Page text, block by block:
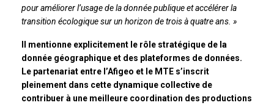
pour améliorer l’usage de la donnée publique et accélérer la
transition écologique sur un horizon de trois à quatre ans. »
Il mentionne explicitement le rôle stratégique de la
donnée géographique et des plateformes de données.
Le partenariat entre l’Afigeo et le MTE s’inscrit
pleinement dans cette dynamique collective de
contribuer à une meilleure coordination des productions